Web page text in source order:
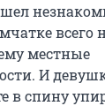
всего
местные
И
в спину